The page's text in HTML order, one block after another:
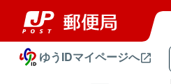
ゆうIDマイページへ